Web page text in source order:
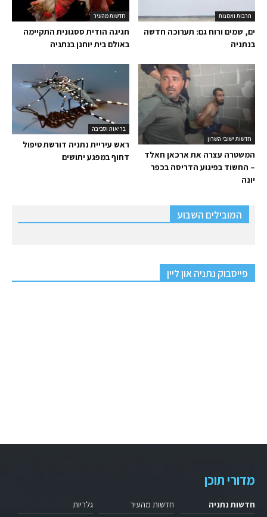
חדשות מהעיר
חגיגה הודית ססגונית התקיימה
באולם בית יוחנן בנתניה
תרבות ואמנות
ים, שמים ורוח גם: תערוכה חדשה
בנתניה
בריאות וסביבה
ראש עיריית נתניה דורשת טיפול
דחוף במפגע יתושים
חדשות ישובי השרון
המשטרה עצרה את ארכאן חאלד
– החשוד בפיגוע הדריסה בכפר
יונה
המובילים השבוע
פייסבוק נתניה און ליין
מדורי תוכן
חדשות נתניה
חדשות מהעיר
גלריות